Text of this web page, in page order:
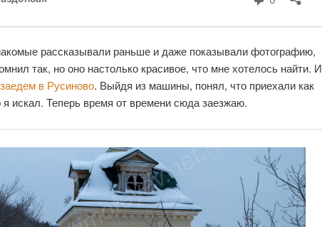
рассказывали раньше и даже показывали фотографию,
так, но оно настолько красивое, что мне хотелось найти. И
в Русиново. Выйдя из машины, понял, что приехали как
я искал. Теперь время от времени сюда заезжаю.